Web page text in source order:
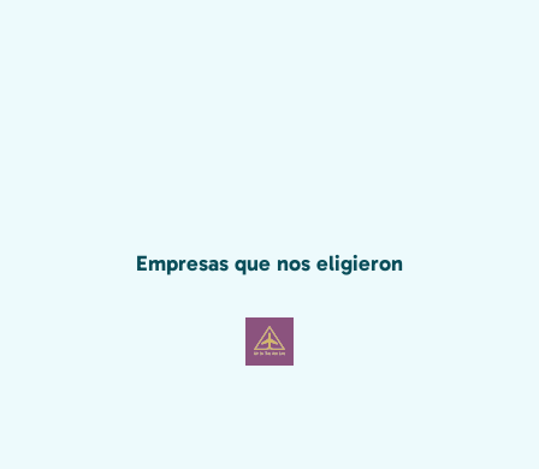
Empresas que nos eligieron